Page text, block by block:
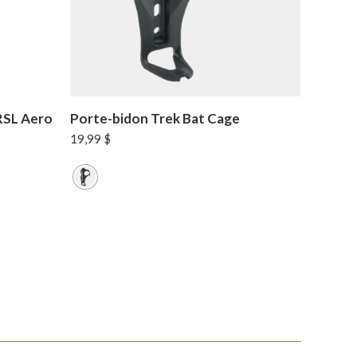
Aero
Porte-bidon Trek Bat Cage
19,99 $